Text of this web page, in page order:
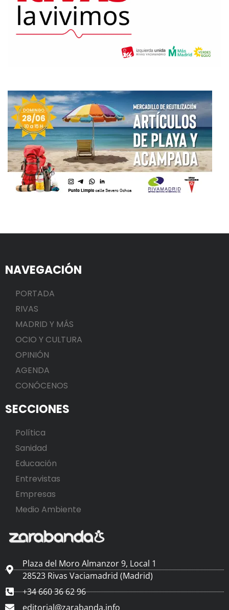
NAVEGACIÓN
PORTADA
RIVAS
MADRID Y MÁS
OCIO Y CULTURA
OPINIÓN
AGENDA
CONÓCENOS
SECCIONES
Política
Sanidad
Educación
Entrevistas
Empresas
Medio Ambiente
Plaza del Moro Almanzor 9, Local 1
28523 Rivas Vaciamadrid (Madrid)
+34 660 36 62 96
editorial@zarabanda.info